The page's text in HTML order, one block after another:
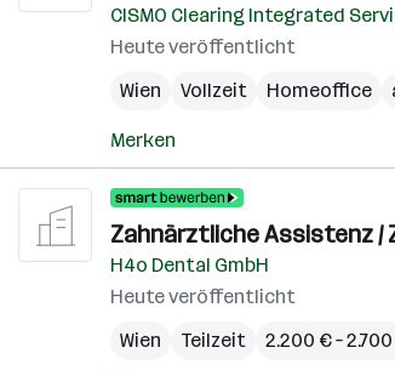
CISMO Clearing Integrated
Heute veröffentlicht
Wien
Vollzeit Homeoffice
Merken
Zahnärztliche Assistenz /
H4o Dental GmbH
Heute veröffentlicht
Wien
Teilzeit 2.200 € –